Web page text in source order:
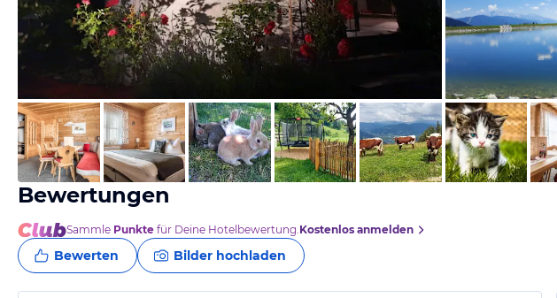
von Booking.com von Booking.com
Bewertungen
Sammle Punkte für Deine Hotelbewertung.Kostenlos anmelden
Bewerten Bilder hochladen